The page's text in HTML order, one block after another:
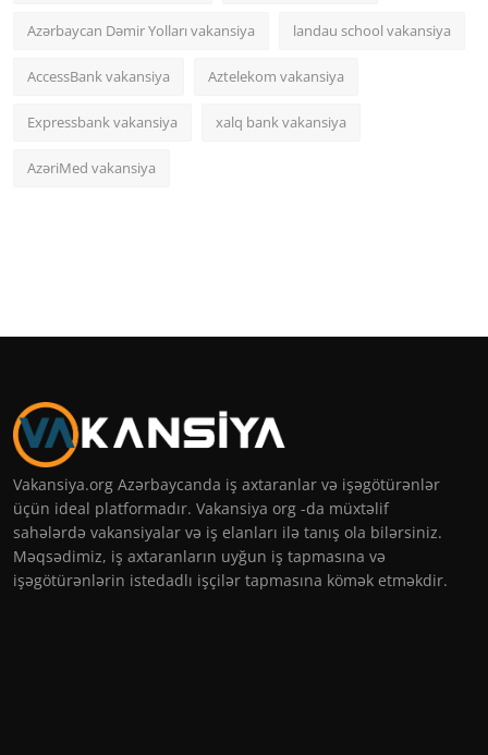
Azərbaycan Dəmir Yolları vakansiya landau school vakansiya
AccessBank vakansiya Aztelekom vakansiya
Expressbank vakansiya xalq bank vakansiya
AzəriMed vakansiya
Vakansiya.org Azərbaycanda iş axtaranlar və işəgötürənlər
üçün ideal platformadır. Vakansiya org -da müxtəlif
sahələrdə vakansiyalar və iş elanları ilə tanış ola bilərsiniz.
Məqsədimiz, iş axtaranların uyğun iş tapmasına və
işəgötürənlərin istedadlı işçilər tapmasına kömək etməkdir.